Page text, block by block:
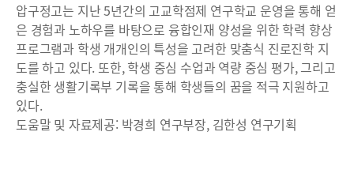
압구정고는 지난 5년간의 고교학점제 연구학교 운영을 통해 얻
은 경험과 노하우를 바탕으로 융합인재 양성을 위한 학력 향상
프로그램과 학생 개개인의 특성을 고려한 맞춤식 진로진학 지
도를 하고 있다. 또한, 학생 중심 수업과 역량 중심 평가, 그리고
충실한 생활기록부 기록을 통해 학생들의 꿈을 적극 지원하고
있다.
도움말 및 자료제공: 박경희 연구부장, 김한성 연구기획